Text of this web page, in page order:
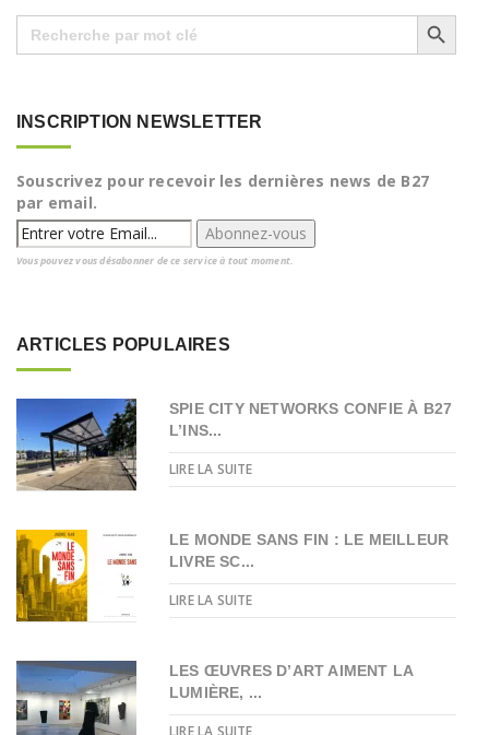
Search
for:
Search Button
INSCRIPTION NEWSLETTER
Souscrivez pour recevoir les dernières news de B27
par email.
Vous pouvez vous désabonner de ce service à tout moment.
ARTICLES POPULAIRES
SPIE CITY NETWORKS CONFIE À B27
L’INS...
LIRE LA SUITE
LE MONDE SANS FIN : LE MEILLEUR
LIVRE SC...
LIRE LA SUITE
LES ŒUVRES D’ART AIMENT LA
LUMIÈRE, ...